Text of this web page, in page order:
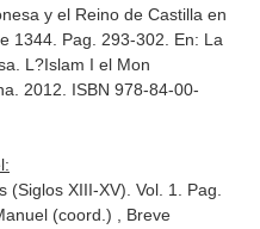
y el Reino de Castilla en
1344. Pag. 293-302. En: La
L?Islam I el Mon
2012. ISBN 978-84-00-
(Siglos XIII-XV). Vol. 1. Pag.
(coord.) , Breve